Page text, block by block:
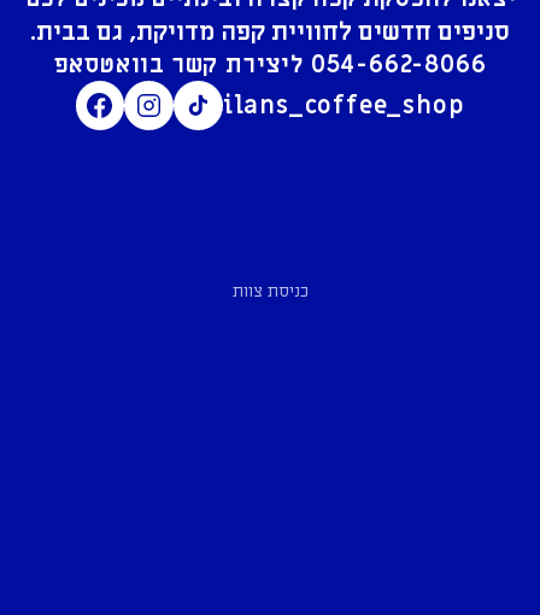
סניפים חדשים לחוויית קפה מדויקת, גם בבית.
054-662-8066
ilans_coffee_shop
כניסת צוות